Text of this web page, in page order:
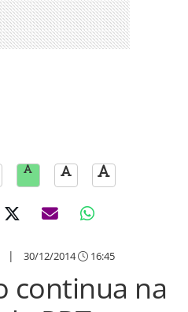
| 30/12/2014 16:45
continua na